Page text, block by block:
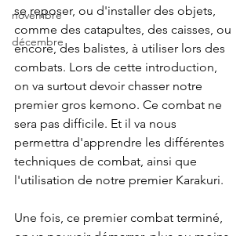
novembre
décembre
se reposer, ou d'installer des objets,
comme des catapultes, des caisses, ou
encore, des balistes, à utiliser lors des
combats. Lors de cette introduction,
on va surtout devoir chasser notre
premier gros kemono. Ce combat ne
sera pas difficile. Et il va nous
permettra d'apprendre les différentes
techniques de combat, ainsi que
l'utilisation de notre premier Karakuri.
Une fois, ce premier combat terminé,